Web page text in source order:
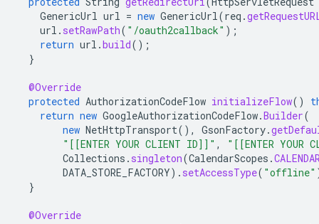
GenericUrl url = new GenericUrl(req .
url . setRawPath( "/oauth2callback" );
return url .build();
}
@Override
protected AuthorizationCodeFlow initializeFlow()
return new GoogleAuthorizationCodeFlow.Builder(
new NetHttpTransport(), GsonFactory.
"[[ENTER YOUR CLIENT ID]]" ,
"[[ENTER YOUR
Collections . singleton(CalendarScopes .
DATA_STORE_FACTORY). setAccessType( "offline"
}
@Override